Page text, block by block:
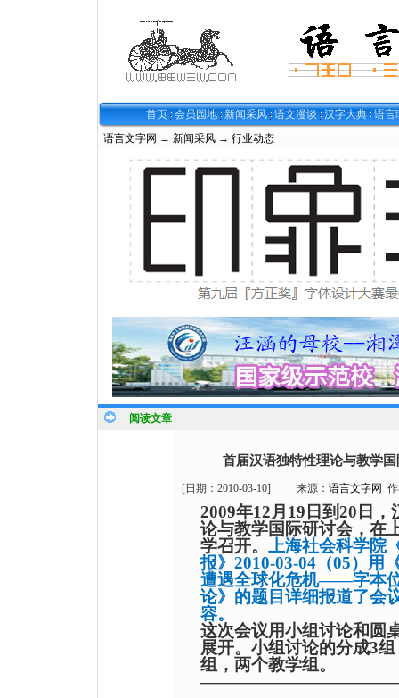
首页 会员园地 新闻采风 语文漫谈 汉字大典 语言
语言文字网 → 新闻采风 → 行业动态
阅读文章
首届汉语独特性理论与教学
[日期： 2010-03-10] 来源： 语言文字网
2009年12月 19 日到20 日 ，
论与教学国际研讨会， 在
学召开。 上海社会科学院
报》 2010-03-04 （05）用
遭遇全球化危机——字本
论》的题目详细报道了会
容。
这次会议用小组讨论和圆
展开。小组讨论的分成3组
组，两个教学组。